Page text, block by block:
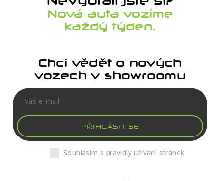
Nová auta vozíme
každý týden.
Chci vědět o nových
vozech v showroomu
PŘIHLÁSIT SE
Souhlasím s pravidly užívání stránek